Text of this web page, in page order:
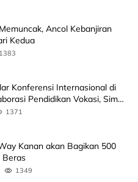
Ancol Kebanjiran
Kedua
1383
Konferensi Internasional di
Pendidikan Vokasi, Simak
1371
Kanan akan Bagikan 500
Beras
1349